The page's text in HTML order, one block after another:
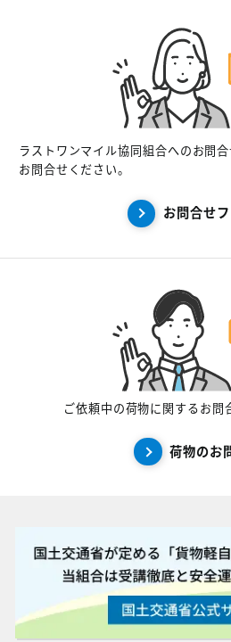
ラストワンマイル協同組合へのお問
お問合せください。
お問合せ
ご依頼中の荷物に関するお問
荷物のお